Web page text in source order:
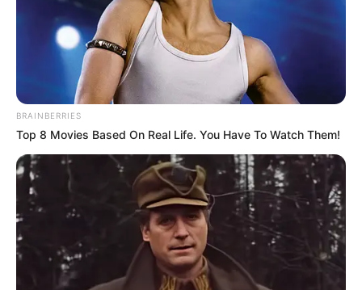
fuerza de la subestructura que se proyecta como la
articuladora de los Grupos Armados Organizados
Residuales en el sur del Tolima.
Lea También:
Policía Tolima refuerza seguridad en
almacenes y lugares de acopio este día sin IVA
BRAINBERRIES
Top 8 Movies Based On Real Life. You Have To Watch Them!